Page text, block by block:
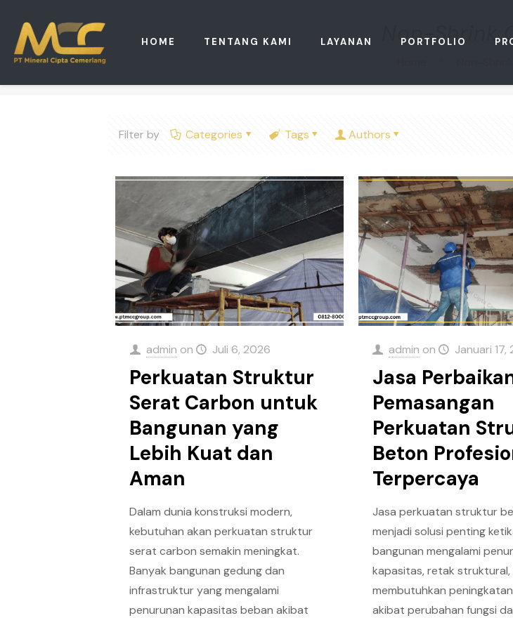
HOME TENTANG KAMI LAYANAN PORTFOLIO
Non-Shrink
Filter by Categories Tags Authors
admin on Juli 6, 2026
Perkuatan Struktur
Serat Carbon untuk
Bangunan yang
Lebih Kuat dan
Aman
Dalam dunia konstruksi modern,
kebutuhan akan perkuatan struktur
serat carbon semakin meningkat.
Banyak bangunan gedung dan
infrastruktur yang mengalami
penurunan kapasitas beban akibat
admin on Januari 17,
Jasa
Pemasangan
Perkuatan
Beton
Terpercaya
Jasa perkuatan struktur
menjadi solusi penting
bangunan mengalami
kapasitas, retak struktural,
membutuhkan
akibat perubahan fungsi